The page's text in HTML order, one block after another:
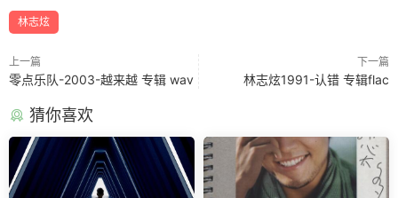
林志炫
上一篇
零点乐队-2003-越来越 专辑 wav
下一篇
林志炫1991-认错 专辑flac
猜你喜欢